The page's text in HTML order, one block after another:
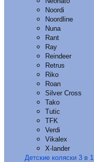
Noordi
Noordline
Nuna
Rant
Ray
Reindeer
Retrus
Riko
Roan
Silver Cross
Tako
Tutic
TFK
Verdi
Vikalex
X-lander
Детские коляски 3 в 1